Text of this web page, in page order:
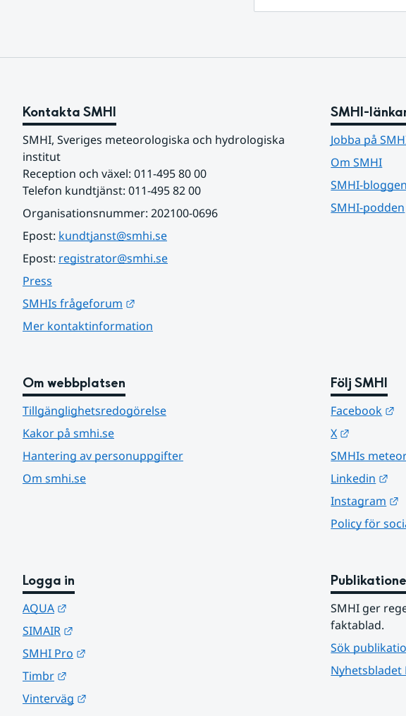
Kontakta SMHI
SMHI, Sveriges meteorologiska och hydrologiska
institut
Reception och växel: 011-495 80 00
Telefon kundtjänst: 011-495 82 00
Organisationsnummer: 202100-0696
Epost: kundtjanst@smhi.se
Epost: registrator@smhi.se
Press
SMHIs frågeforum
Mer kontaktinformation
SMHI-
Jobba på
Om SMHI
SMHI-bloggen
SMHI-podden
Om webbplatsen
Tillgänglighetsredogörelse
Kakor på smhi.se
Hantering av personuppgifter
Om smhi.se
Följ SMHI
Facebook
X
SMHIs
Linkedin
Instagram
Policy för
Logga in
AQUA
SIMAIR
SMHI Pro
Timbr
Vinterväg
SMHI ger
faktablad.
Sök
Nyhetsbladet